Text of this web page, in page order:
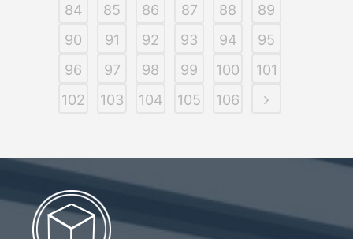
84
85 86 87 88
89
90
91 92 93 94
95
96
97 98 99 100
101
102
103 104 105 106